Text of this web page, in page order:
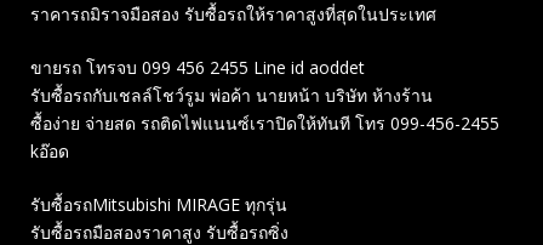
ราคารถมิราจมือสอง รับซื้อรถให้ราคาสูงที่สุดในประเทศ
ขายรถ โทรจบ 099 456 2455 Line id aoddet
รับซื้อรถกับเชลล์โชว์รูม พ่อค้า นายหน้า บริษัท ห้างร้าน
ซื้อง่าย จ่ายสด รถติดไฟแนนซ์เราปิดให้ทันที โทร 099-456-2455
kอ๊อด
รับซื้อรถMitsubishi MIRAGE ทุกรุ่น
รับซื้อรถมือสองราคาสูง รับซื้อรถซิ่ง